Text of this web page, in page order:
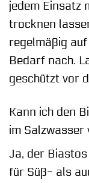
jedem Einsatz
trocknen
regelmäßig
Bedarf nach.
geschützt vor
Kann ich den
im Salzwasser
Ja, der
für Süß- als